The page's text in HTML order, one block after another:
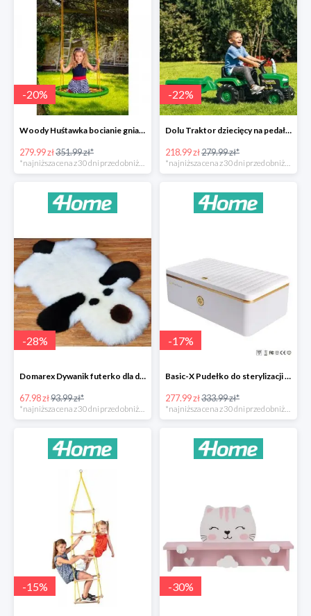
-20%
Woody Huśtawka bocianie gniazdo -20%
279.99 zł351.99 zł*
*najniższa cena z 30 dni przed obniżką
-22%
Dolu Traktor dziecięcy na pedały z przyczepką -22%
218.99 zł279.99 zł*
*najniższa cena z 30 dni przed obniżką
-28%
Domarex Dywanik futerko dla dzieci Pies czarno-biały -28%
67.98 zł93.99 zł*
*najniższa cena z 30 dni przed obniżką
-17%
Basic-X Pudełko do sterylizacji z ozonem -17%
277.99 zł333.99 zł*
*najniższa cena z 30 dni przed obniżką
-15% -30%